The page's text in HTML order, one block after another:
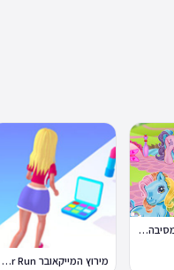
הפוני הקטן שלי: מסיבה בכפר
מירוץ המייקאובר Makeover Run